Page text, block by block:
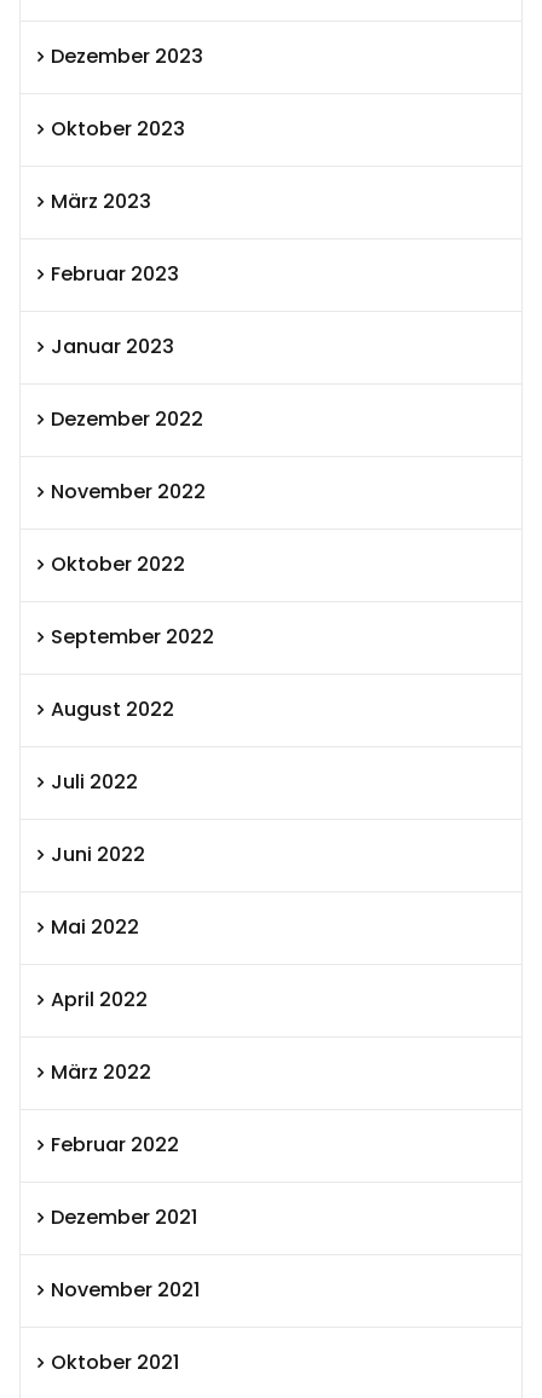
Dezember 2023
Oktober 2023
März 2023
Februar 2023
Januar 2023
Dezember 2022
November 2022
Oktober 2022
September 2022
August 2022
Juli 2022
Juni 2022
Mai 2022
April 2022
März 2022
Februar 2022
Dezember 2021
November 2021
Oktober 2021